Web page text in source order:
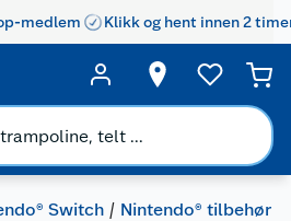
medlem Klikk og hent innen 2
Switch Nintendo® tilbehør